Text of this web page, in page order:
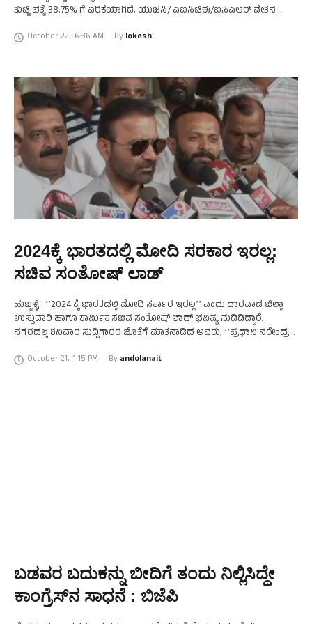
ತುಟ್ಟಿ ಭತ್ಯೆ 38.75% ಗೆ ಏರಿಕೆಯಾಗಿದೆ. ಯುಜಿಸಿ/ ಎಐಸಿಟಿಈ/ಐಸಿಎಆರ್ ವೇತನ …
October 22, 6:36 AM By lokesh
2024ಕ್ಕೆ ಭಾರತದಲ್ಲಿ ಮೋದಿ ಸರಕಾರ ಇರಲ್ಲ:
ಸಚಿವ ಸಂತೋಷ್ ಲಾಡ್
ಹುಬ್ಬಳ್ಳಿ : ʼʼ2024 ಕ್ಕೆ ಭಾರತದಲ್ಲಿ ಮೋದಿ ಸರ್ಕಾರ ಇರಲ್ಲʼʼ ಎಂದು ಧಾರವಾಡ ಜಿಲ್ಲಾ
ಉಸ್ತುವಾರಿ ಹಾಗೂ ಕಾರ್ಮಿಕ ಸಚಿವ ಸಂತೋಷ್ ಲಾಡ್ ಭವಿಷ್ಯ ನುಡಿದಿದ್ದಾರೆ.
ನಗರದಲ್ಲಿ ಶನಿವಾರ ಸುದ್ದಿಗಾರರ ಜೊತೆಗೆ ಮಾತನಾಡಿದ ಅವರು, ʼʼಪ್ರಧಾನಿ ನರೇಂದ್ರ
October 21, 1:15 PM By andolanait
ಬಡವರ ಬದುಕನ್ನು ಬೀದಿಗೆ ತಂದು ನಿಲ್ಲಿಸಿದ್ದೇ
ಕಾಂಗ್ರೆಸ್‍ನ ಸಾಧನೆ : ಬಿಜೆಪಿ